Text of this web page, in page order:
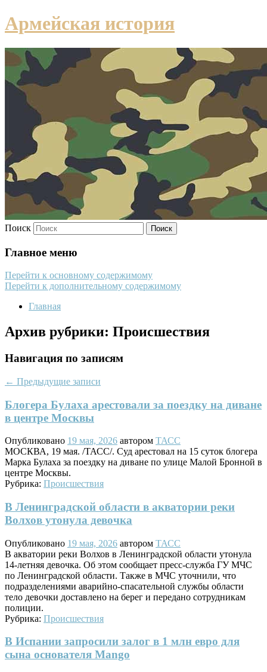
Армейская история
Поиск
Главное меню
Перейти к основному содержимому
Перейти к дополнительному содержимому
Главная
Архив рубрики: Происшествия
Навигация по записям
← Предыдущие записи
Блогера Булаха арестовали за поездку на диване
в центре Москвы
Опубликовано 19 мая, 2026 автором ТАСС
МОСКВА, 19 мая. /ТАСС/. Суд арестовал на 15 суток блогера
Марка Булаха за поездку на диване по улице Малой Бронной в
центре Москвы.
Рубрика: Происшествия
В Ленинградской области в акватории реки
Волхов утонула девочка
Опубликовано 19 мая, 2026 автором ТАСС
В акватории реки Волхов в Ленинградской области утонула
14-летняя девочка. Об этом сообщает пресс-служба ГУ МЧС
по Ленинградской области. Также в МЧС уточнили, что
подразделениями аварийно-спасательной службы области
тело девочки доставлено на берег и передано сотрудникам
полиции.
Рубрика: Происшествия
В Испании запросили залог в 1 млн евро для
сына основателя Mango